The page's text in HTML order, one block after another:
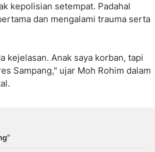
kepolisian setempat. Padahal
dan mengalami trauma serta
kejelasan. Anak saya korban, tapi
Sampang," ujar Moh Rohim dalam